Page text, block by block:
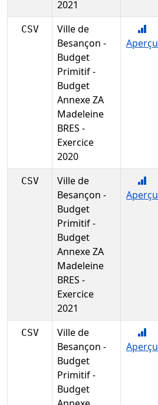
2021
CSV
Ville de
Besançon -
Budget
Primitif -
Budget
Annexe ZA
Madeleine
BRES -
Exercice
2020
Aperçu
CSV
Ville de
Besançon -
Budget
Primitif -
Budget
Annexe ZA
Madeleine
BRES -
Exercice
2021
Aperçu
CSV
Ville de
Besançon -
Budget
Primitif -
Budget
Aperçu